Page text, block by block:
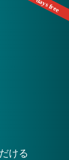
ける